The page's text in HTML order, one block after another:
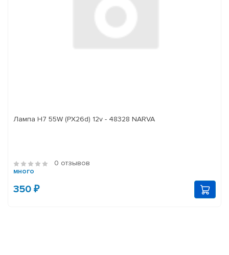
Лампа H7 55W (PX26d) 12v - 48328 NARVA
0 отзывов
много
350 ₽